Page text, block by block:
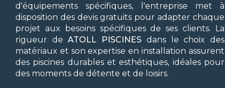
d'équipements spécifiques, l'entreprise met à
disposition des devis gratuits pour adapter chaque
projet aux besoins spécifiques de ses clients. La
rigueur deATOLL PISCINES dans le choix des
matériaux et son expertise en installation assurent
des piscines durables et esthétiques, idéales pour
des moments de détente et de loisirs.